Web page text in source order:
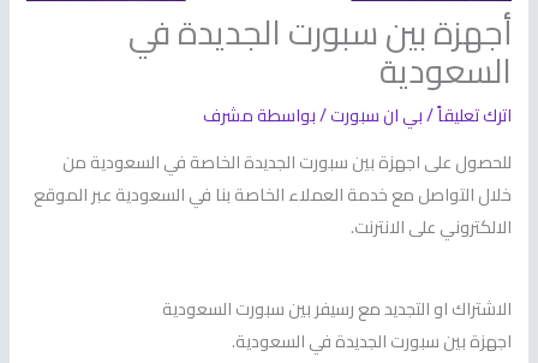
أجهزة بين سبورت الجديدة في
السعودية
اترك تعليقاً/بي ان سبورت/ بواسطةمشرف
للحصول على اجهزة بين سبورت الجديدة الخاصة في السعودية من
خلال التواصل مع خدمة العملاء الخاصة بنا في السعودية عبر الموقع
الالكتروني على الانترنت.
الاشتراك او التجديد مع رسيفر بين سبورت السعودية
اجهزة بين سبورت الجديدة في السعودية.